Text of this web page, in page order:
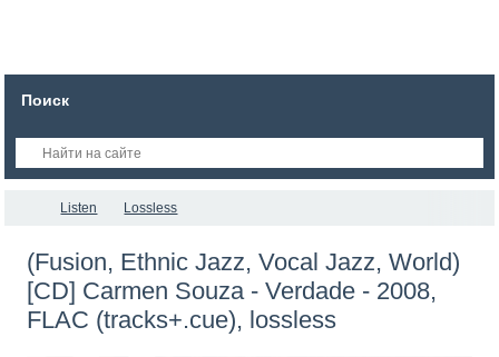
Поиск
Listen Lossless
(Fusion, Ethnic Jazz, Vocal Jazz, World)
[CD] Carmen Souza - Verdade - 2008,
FLAC (tracks+.cue), lossless